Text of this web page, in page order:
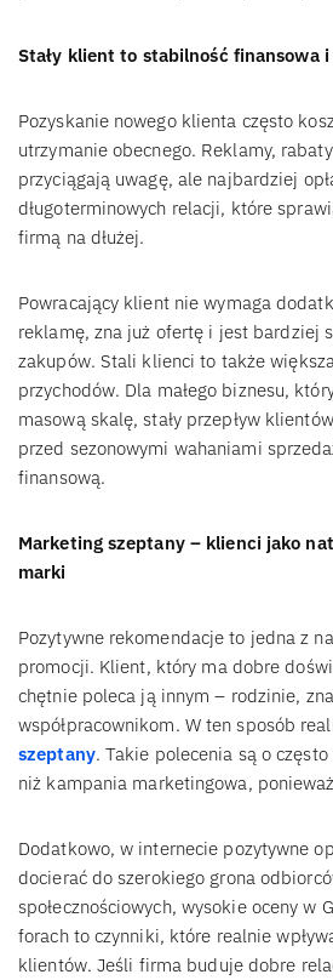
Stały klient to stabilność finansowa i
Pozyskanie nowego klienta często
utrzymanie obecnego. Reklamy,
przyciągają uwagę, ale najbardziej
długoterminowych relacji, które
firmą na dłużej.
Powracający klient nie wymaga
reklamę, zna już ofertę i jest bardziej
zakupów. Stali klienci to także
przychodów. Dla małego biznesu,
masową skalę, stały przepływ
przed sezonowymi wahaniami
finansową.
Marketing szeptany – klienci jako
marki
Pozytywne rekomendacje to jedna z
promocji. Klient, który ma dobre
chętnie poleca ją innym – rodzinie,
współpracownikom. W ten sposób
szeptany. Takie polecenia są o
niż kampania marketingowa,
Dodatkowo, w internecie pozytywne
docierać do szerokiego grona
społecznościowych, wysokie oceny w
forach to czynniki, które realnie
klientów. Jeśli firma buduje dobre